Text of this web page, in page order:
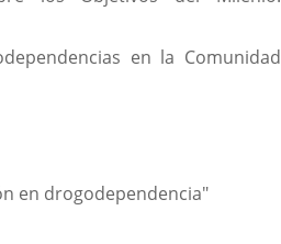
en la Comunidad
en drogodependencia"